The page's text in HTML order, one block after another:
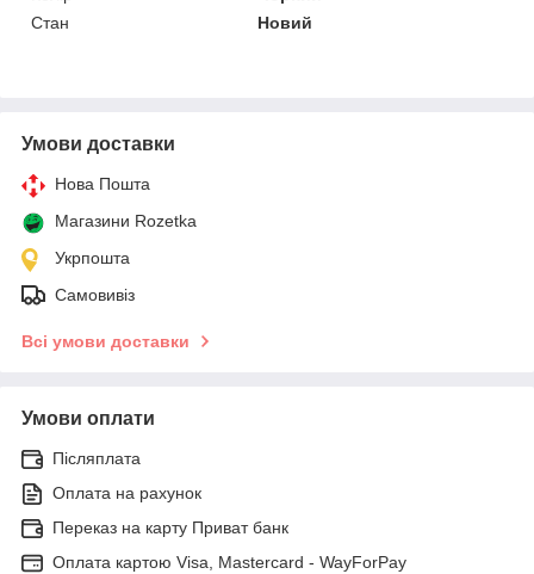
Стан
Новий
Умови доставки
Нова Пошта
Магазини Rozetka
Укрпошта
Самовивіз
Всі умови доставки
Умови оплати
Післяплата
Оплата на рахунок
Переказ на карту Приват банк
Оплата картою Visa, Mastercard - WayForPay